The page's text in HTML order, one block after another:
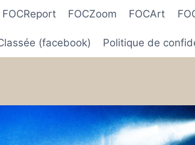
FOCReport FOCZoom FOCArt
(facebook) Politique de